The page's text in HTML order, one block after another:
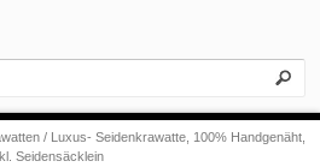
/ Luxus- Seidenkrawatte, 100% Handgenäht,
Seidensäcklein